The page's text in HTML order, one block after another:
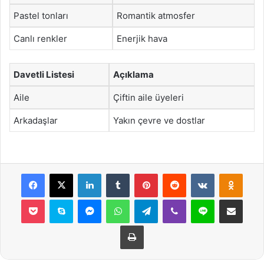
Pastel tonları Romantik atmosfer
Canlı renkler Enerjik hava
Davetli Listesi Açıklama
Aile Çiftin aile üyeleri
Arkadaşlar Yakın çevre ve dostlar
Facebook
X LinkedInTumblr PinterestReddit VKontakte
Pocket Skype MessengerWhatsAppTelegramViber Line E-Posta ile
Yazdır